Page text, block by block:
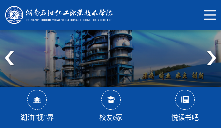
湖油“视”界 校友e家 悦读书吧